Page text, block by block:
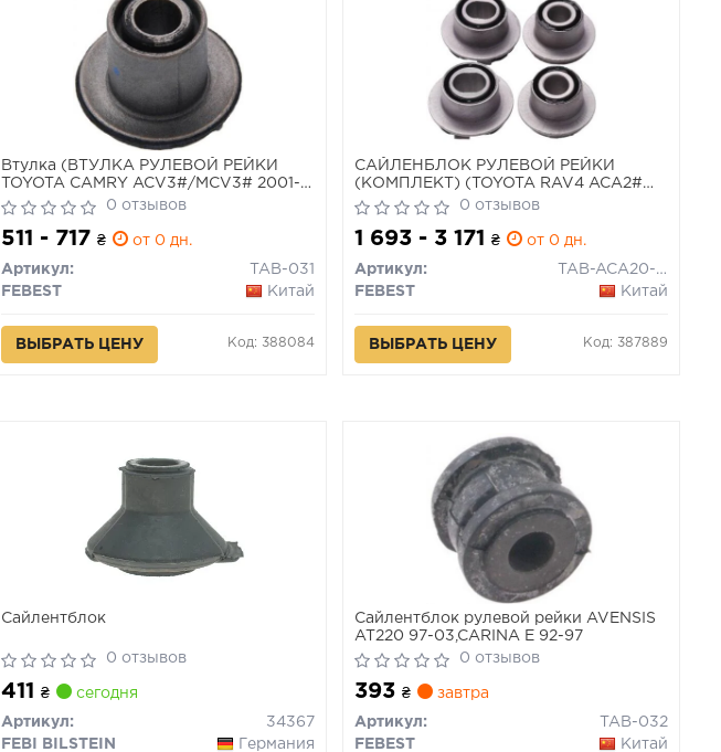
Втулка (ВТУЛКА РУЛЕВОЙ РЕЙКИ
TOYOTA CAMRY ACV3#/MCV3# 2001-
2006)
0 отзывов
511 - 717₴ от 0 дн.
Артикул:
TAB-031
FEBEST
Китай
ВЫБРАТЬ ЦЕНУ Код: 388084
САЙЛЕНБЛОК РУЛЕВОЙ РЕЙКИ
(КОМПЛЕКТ) (TOYOTA RAV4 ACA2#
2000-2005)
0 отзывов
1 693 - 3 171₴ от 0 дн.
Артикул:
TAB-ACA20-KIT
FEBEST
Китай
ВЫБРАТЬ ЦЕНУ Код: 387889
Сайлентблок
0 отзывов
411₴ сегодня
Артикул:
34367
FEBI BILSTEIN
Германия
Сайлентблок рулевой рейки AVENSIS
AT220 97-03,CARINA E 92-97
0 отзывов
393₴ завтра
Артикул:
TAB-032
FEBEST
Китай